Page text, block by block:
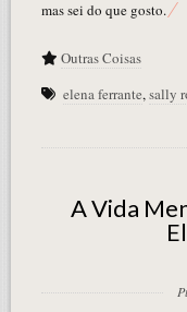
mas sei do que gosto.
Outras Coisas
elena ferrante,sally
A Vida